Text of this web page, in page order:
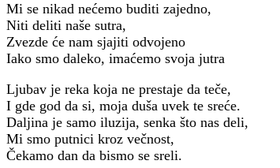
Mi se nikad nećemo buditi zajedno,
Niti deliti naše sutra,
Zvezde će nam sjajiti odvojeno
Iako smo daleko, imaćemo svoja jutra
Ljubav je reka koja ne prestaje da teče,
I gde god da si, moja duša uvek te sreće.
Daljina je samo iluzija, senka što nas deli,
Mi smo putnici kroz večnost,
Čekamo dan da bismo se sreli.